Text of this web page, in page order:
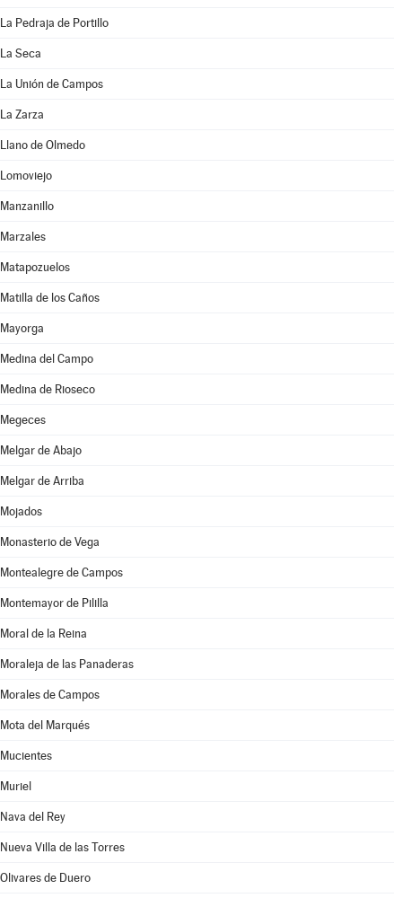
La Pedraja de Portillo
La Seca
La Unión de Campos
La Zarza
Llano de Olmedo
Lomoviejo
Manzanillo
Marzales
Matapozuelos
Matilla de los Caños
Mayorga
Medina del Campo
Medina de Rioseco
Megeces
Melgar de Abajo
Melgar de Arriba
Mojados
Monasterio de Vega
Montealegre de Campos
Montemayor de Pililla
Moral de la Reina
Moraleja de las Panaderas
Morales de Campos
Mota del Marqués
Mucientes
Muriel
Nava del Rey
Nueva Villa de las Torres
Olivares de Duero